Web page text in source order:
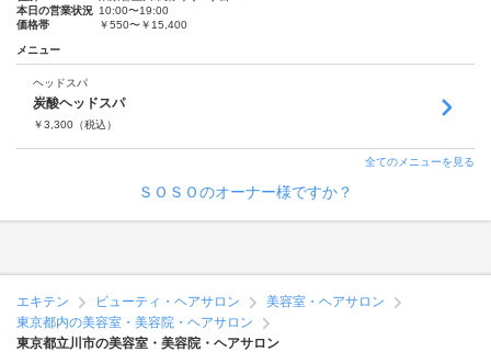
本日の営業状況 10:00〜19:00
価格帯
￥550〜￥15,400
メニュー
ヘッドスパ
炭酸ヘッドスパ
￥3,300 （税込）
全てのメニューを見る
ＳＯＳＯのオーナー様ですか？
エキテン ビューティ・ヘアサロン
美容室・ヘアサロン
東京都内の美容室・美容院・ヘアサロン
東京都立川市の美容室・美容院・ヘアサロン